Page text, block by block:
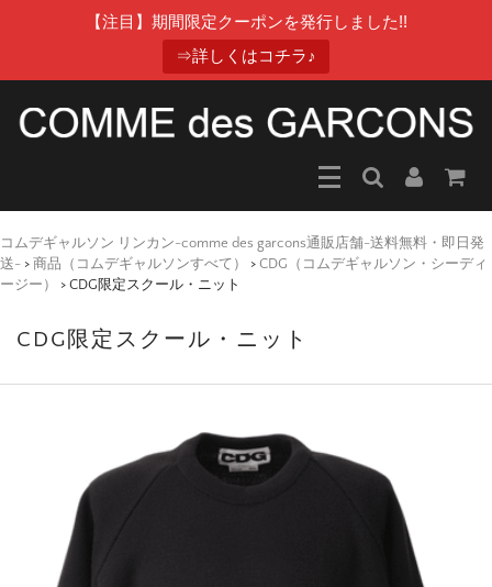
【注目】期間限定クーポンを発行しました!!
⇒詳しくはコチラ♪
コムデギャルソン リンカン-comme des garcons通販店舗-送料無料・即日発
送- > 商品（コムデギャルソンすべて） > CDG（コムデギャルソン・シーディ
ージー）
> CDG限定スクール・ニット
CDG限定スクール・ニット